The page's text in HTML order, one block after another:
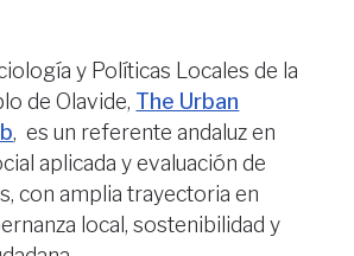
y Políticas Locales de la
de Olavide, The Urban
, es un referente andaluz en
aplicada y evaluación de
con amplia trayectoria en
local, sostenibilidad y